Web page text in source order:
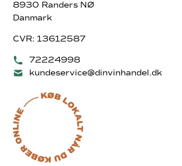
8930 Randers NØ
Danmark
CVR: 13612587
72224998
kundeservice@dinvinhandel.dk